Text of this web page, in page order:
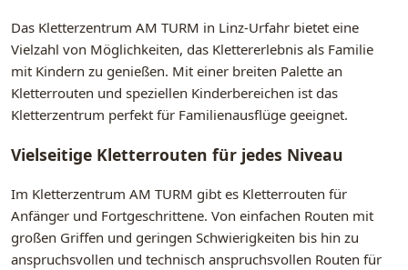
Das Kletterzentrum AM TURM in Linz-Urfahr bietet eine
Vielzahl von Möglichkeiten, das Klettererlebnis als Familie
mit Kindern zu genießen. Mit einer breiten Palette an
Kletterrouten und speziellen Kinderbereichen ist das
Kletterzentrum perfekt für Familienausflüge geeignet.
Vielseitige Kletterrouten für jedes Niveau
Im Kletterzentrum AM TURM gibt es Kletterrouten für
Anfänger und Fortgeschrittene. Von einfachen Routen mit
großen Griffen und geringen Schwierigkeiten bis hin zu
anspruchsvollen und technisch anspruchsvollen Routen für